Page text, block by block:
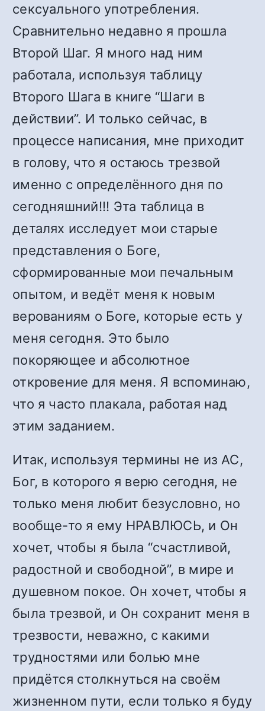
сексуального употребления.
Сравнительно недавно я прошла
Второй Шаг. Я много над ним
работала, используя таблицу
Второго Шага в книге “Шаги в
действии”. И только сейчас, в
процессе написания, мне приходит
в голову, что я остаюсь трезвой
именно с определённого дня по
сегодняшний!!! Эта таблица в
деталях исследует мои старые
представления о Боге,
сформированные мои печальным
опытом, и ведёт меня к новым
верованиям о Боге, которые есть у
меня сегодня. Это было
покоряющее и абсолютное
откровение для меня. Я вспоминаю,
что я часто плакала, работая над
этим заданием.
Итак, используя термины не из АС,
Бог, в которого я верю сегодня, не
только меня любит безусловно, но
вообще-то я ему НРАВЛЮСЬ, и Он
хочет, чтобы я была “счастливой,
радостной и свободной”, в мире и
душевном покое. Он хочет, чтобы я
была трезвой, и Он сохранит меня в
трезвости, неважно, с какими
трудностями или болью мне
придётся столкнуться на своём
жизненном пути, если только я буду